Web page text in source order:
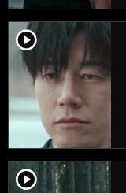
player2
player2